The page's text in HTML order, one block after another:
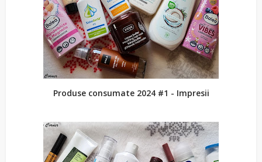
Produse consumate 2024 #1 - Impresii